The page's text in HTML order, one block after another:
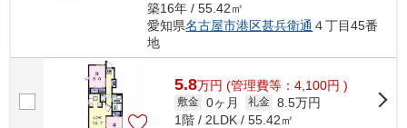
築16年 / 55.42㎡
愛知県名古屋市港区甚兵衛通 ４丁目45番
地
5.8万円 (管理費等：4,100円 )
敷金 0ヶ月 礼金 8.5万円
1階 / 2LDK / 55.42㎡